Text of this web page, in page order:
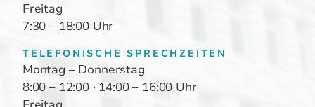
Freitag
7:30 – 18:00 Uhr
TELEFONISCHE SPRECHZEITEN
Montag – Donnerstag
8:00 – 12:00 · 14:00 – 16:00 Uhr